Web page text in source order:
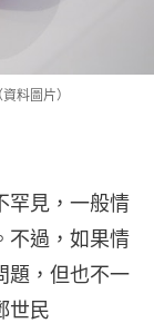
料圖片）
罕見，一般情
不過，如果情
題，但也不一
世民